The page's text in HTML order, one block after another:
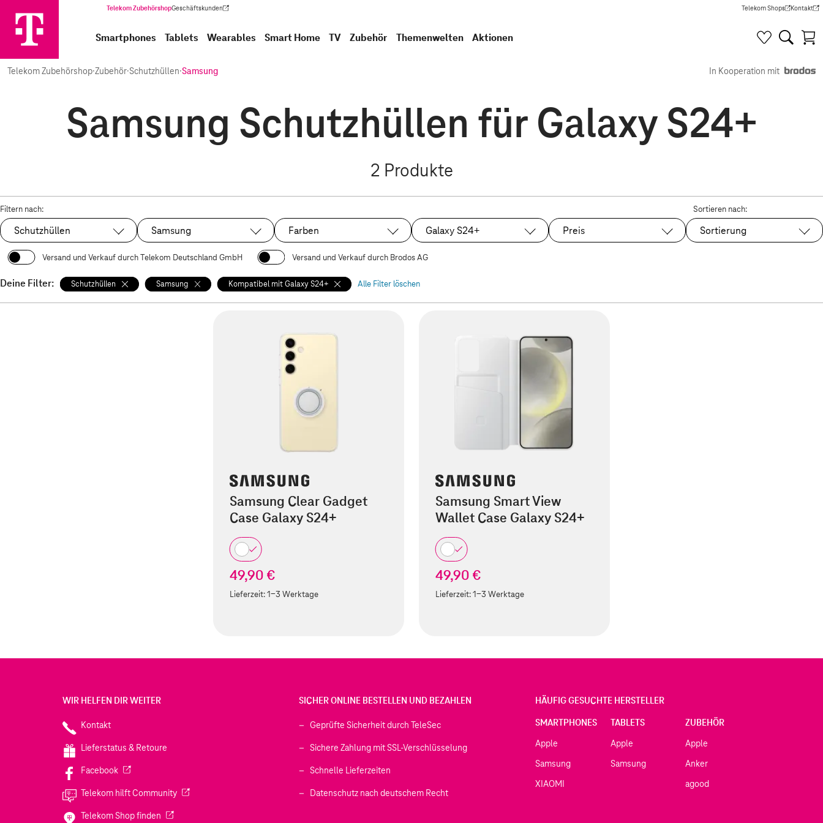
Telekom ZubehörshopGeschäftskunden
(Wird in einem neuen Tab geöffnet) Telekom Shops
(Wird in einem neuen Tab
Kontakt
(Wird in
Smartphones Tablets Wearables Smart Home TV Zubehör Themenwelten Aktionen
Telekom Zubehörshop·Zubehör·Schutzhüllen·Samsung In Kooperation mit
Samsung Schutzhüllen für Galaxy S24+
2 Produkte
Filtern nach:
Ausgewählt:
Schutzhüllen Ausgewählt:
Samsung Farben Ausgewählt:
Galaxy S24+ Preis
Sortieren nach:
Sortierung
Versand und Verkauf durch Telekom Deutschland GmbH Versand und Verkauf durch Brodos AG
Deine Filter: Schutzhüllen Samsung Kompatibel mit Galaxy S24+ Alle Filter löschen
Samsung Clear Gadget
Case Galaxy S24+
49,90 €
Lieferzeit:1-3 Werktage
Samsung Smart View
Wallet Case Galaxy S24+
49,90 €
Lieferzeit:1-3 Werktage
WIR HELFEN DIR WEITER
Kontakt
Lieferstatus & Retoure
Facebook(Wird in einem neuen Tab geöffnet)
Telekom hilft Community(Wird in einem neuen Tab geöffnet)
Telekom Shop finden (Wird in einem neuen Tab geöffnet)
SICHER ONLINE BESTELLEN UND BEZAHLEN
Geprüfte Sicherheit durch TeleSec
Sichere Zahlung mit SSL-Verschlüsselung
Schnelle Lieferzeiten
Datenschutz nach deutschem Recht
HÄUFIG GESUCHTE HERSTELLER
SMARTPHONES
Apple
Samsung
XIAOMI
TABLETS
Apple
Samsung
ZUBEHÖR
Apple
Anker
agood